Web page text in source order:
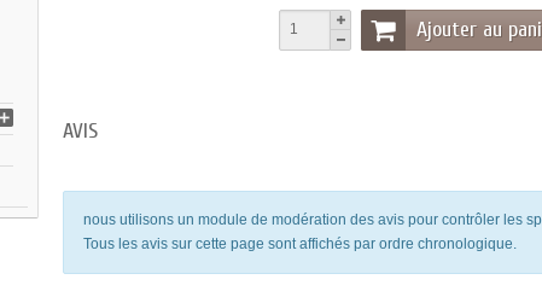
Ajouter au
AVIS
nous utilisons un module de modération des avis pour contrôler les
Tous les avis sur cette page sont affichés par ordre chronologique.